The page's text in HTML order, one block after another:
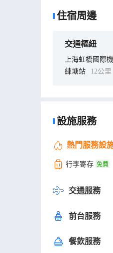
住宿周邊
交通樞紐
上海虹橋國際
練塘站
12公里
設施服務
熱門服務設
行李寄存 免費
交通服務
前台服務
餐飲服務